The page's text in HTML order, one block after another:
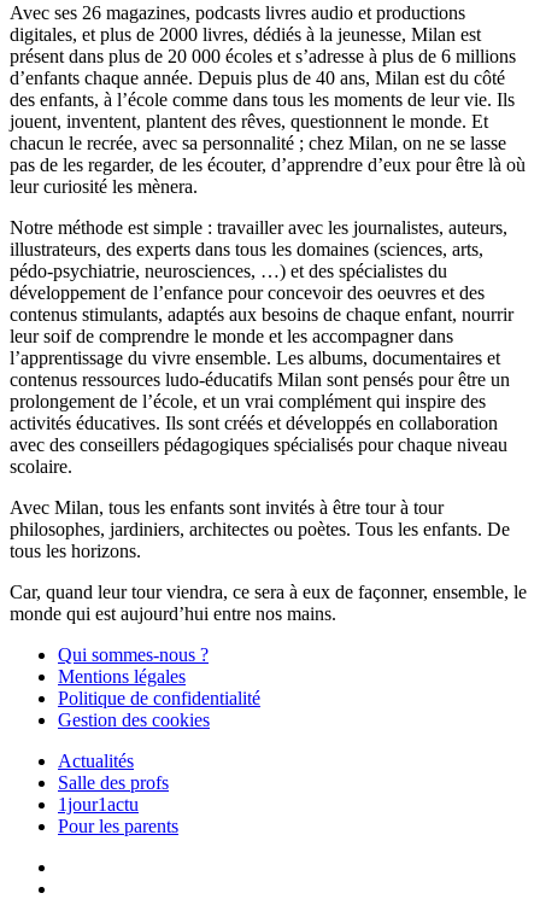
Avec ses 26 magazines, podcasts livres audio et productions
digitales, et plus de 2000 livres, dédiés à la jeunesse, Milan est
présent dans plus de 20 000 écoles et s’adresse à plus de 6 millions
d’enfants chaque année. Depuis plus de 40 ans, Milan est du côté
des enfants, à l’école comme dans tous les moments de leur vie. Ils
jouent, inventent, plantent des rêves, questionnent le monde. Et
chacun le recrée, avec sa personnalité ; chez Milan, on ne se lasse
pas de les regarder, de les écouter, d’apprendre d’eux pour être là où
leur curiosité les mènera.
Notre méthode est simple : travailler avec les journalistes, auteurs,
illustrateurs, des experts dans tous les domaines (sciences, arts,
pédo-psychiatrie, neurosciences, …) et des spécialistes du
développement de l’enfance pour concevoir des oeuvres et des
contenus stimulants, adaptés aux besoins de chaque enfant, nourrir
leur soif de comprendre le monde et les accompagner dans
l’apprentissage du vivre ensemble. Les albums, documentaires et
contenus ressources ludo-éducatifs Milan sont pensés pour être un
prolongement de l’école, et un vrai complément qui inspire des
activités éducatives. Ils sont créés et développés en collaboration
avec des conseillers pédagogiques spécialisés pour chaque niveau
scolaire.
Avec Milan, tous les enfants sont invités à être tour à tour
philosophes, jardiniers, architectes ou poètes. Tous les enfants. De
tous les horizons.
Car, quand leur tour viendra, ce sera à eux de façonner, ensemble, le
monde qui est aujourd’hui entre nos mains.
Qui sommes-nous ?
Mentions légales
Politique de confidentialité
Gestion des cookies
Actualités
Salle des profs
1jour1actu
Pour les parents